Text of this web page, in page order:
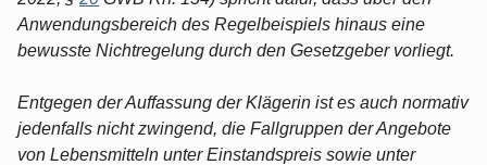
Anwendungsbereich des Regelbeispiels hinaus eine
bewusste Nichtregelung durch den Gesetzgeber vorliegt.
Entgegen der Auffassung der Klägerin ist es auch normativ
jedenfalls nicht zwingend, die Fallgruppen der Angebote
von Lebensmitteln unter Einstandspreis sowie unter